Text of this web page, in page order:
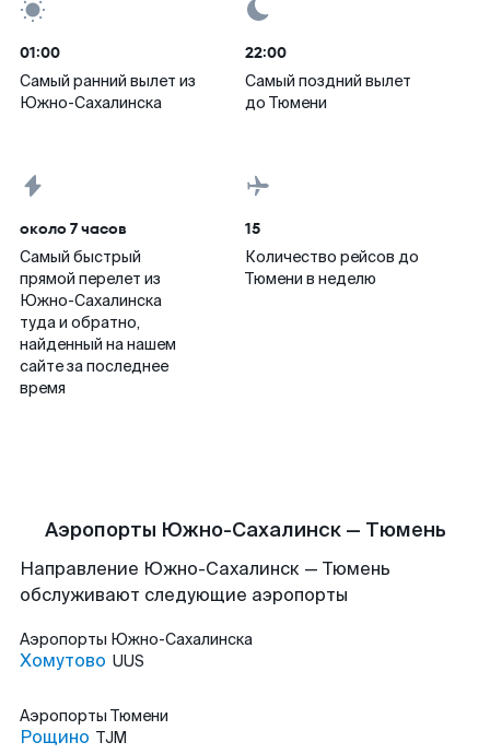
01:00
Самый ранний вылет из
Южно-Сахалинска
22:00
Самый поздний вылет
до Тюмени
около 7 часов
Самый быстрый
прямой перелет из
Южно-Сахалинска
туда и обратно,
найденный на нашем
сайте за последнее
время
15
Количество рейсов до
Тюмени в неделю
Аэропорты Южно-Сахалинск — Тюмень
Направление Южно-Сахалинск — Тюмень
обслуживают следующие аэропорты
Аэропорты Южно-Сахалинска
Хомутово UUS
Аэропорты Тюмени
Рощино TJM